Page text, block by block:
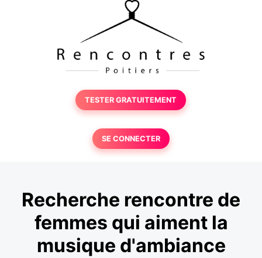
TESTER GRATUITEMENT
SE CONNECTER
Recherche rencontre de
femmes qui aiment la
musique d'ambiance